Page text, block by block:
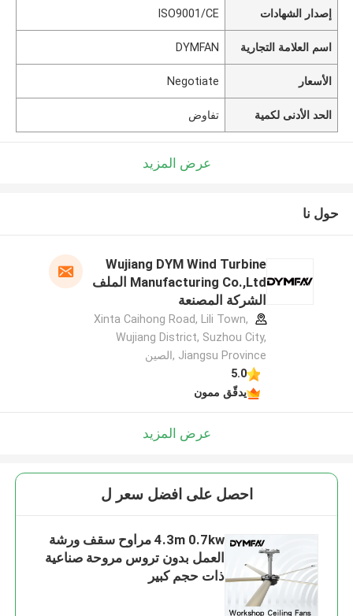
إصدار الشهادات ISO9001/CE
اسم العلامة التجارية DYMFAN
الأسعار Negotiate
الحد الأدنى لكمية تفاوض
عرض المزيد
حول نا
Wujiang DYM Wind Turbine
Manufacturing Co.,Ltd الملف
الشركة المصنعة
Xinta Caihong Road, Lili Town,
Wujiang District, Suzhou City,
Jiangsu Province ,الصين
5.0
يدقّق ممون
عرض المزيد
احصل على افضل سعر ل
4.3m 0.7kw مراوح سقف ورشة
العمل بدون تروس مروحة صناعية
ذات حجم كبير